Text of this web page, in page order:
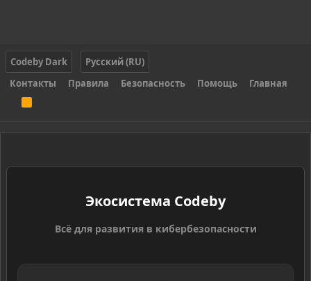
Codeby Dark
Русский (RU)
Контакты
Правила Безопасность Помощь Главная
S
Экосистема Codeby
Всё для развития в кибербезопасности